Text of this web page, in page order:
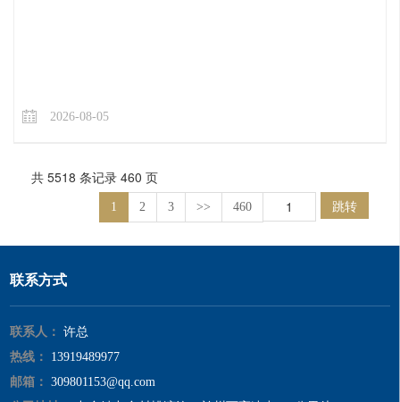
2026-08-05
共 5518 条记录 460 页
1 2 3 >> 460 跳转
联系方式
联系人：
许总
热线：
13919489977
邮箱：
309801153@qq.com